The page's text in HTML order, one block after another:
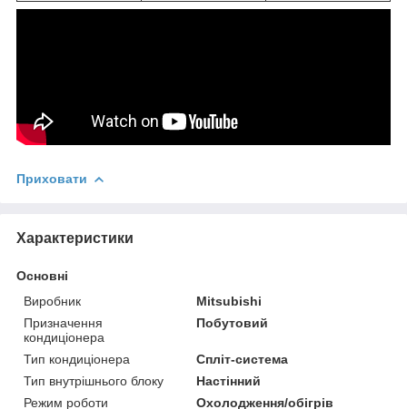
Приховати
Характеристики
Основні
Виробник
Mitsubishi
Призначення
кондиціонера
Побутовий
Тип кондиціонера
Спліт-система
Тип внутрішнього блоку
Настінний
Режим роботи
Охолодження/обігрів